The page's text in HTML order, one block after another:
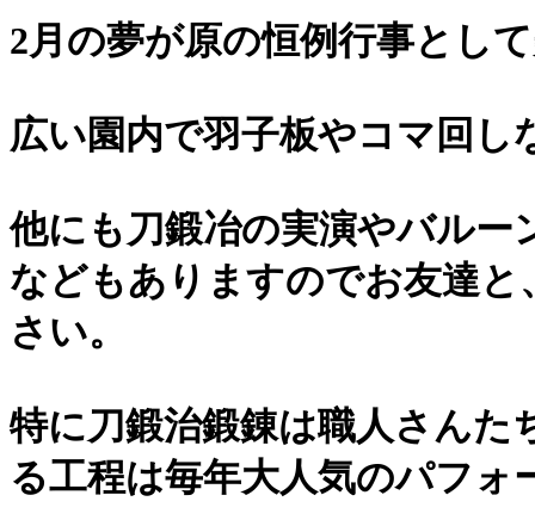
2月の夢が原の恒例行事とし
広い園内で羽子板やコマ回
他にも刀鍛冶の実演やバル
などもありますのでお友達
さい。
特に刀鍛治鍛錬は職人さんた
る工程は毎年大人気のパフォ